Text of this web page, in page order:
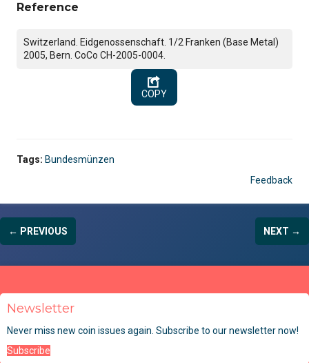
Reference
Switzerland. Eidgenossenschaft. 1/2 Franken (Base Metal)
2005, Bern. CoCo CH-2005-0004.
COPY
Tags: Bundesmünzen
Feedback
← PREVIOUS NEXT →
Newsletter
Never miss new coin issues again. Subscribe to our newsletter now!
Subscribe